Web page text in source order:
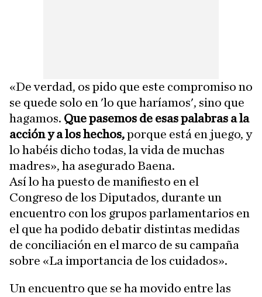
«De verdad, os pido que este compromiso no
se quede solo en 'lo que haríamos', sino que
hagamos. Que pasemos de esas palabras a la
acción y a los hechos,porque está en juego, y
lo habéis dicho todas, la vida de muchas
madres», ha asegurado Baena.
Así lo ha puesto de manifiesto en el
Congreso de los Diputados, durante un
encuentro con los grupos parlamentarios en
el que ha podido debatir distintas medidas
de conciliación en el marco de su campaña
sobre «La importancia de los cuidados».
Un encuentro que se ha movido entre las